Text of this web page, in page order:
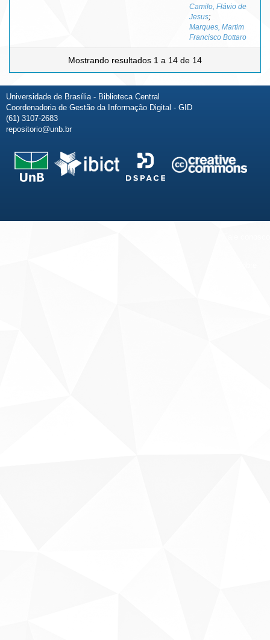
Camilo, Flávio de
Jesus;
Marques, Martim
Francisco Bottaro
Mostrando resultados 1 a 14 de 14
Universidade de Brasília - Biblioteca Central
Coordenadoria de Gestão da Informação Digital - GID
(61) 3107-2683
repositorio@unb.br